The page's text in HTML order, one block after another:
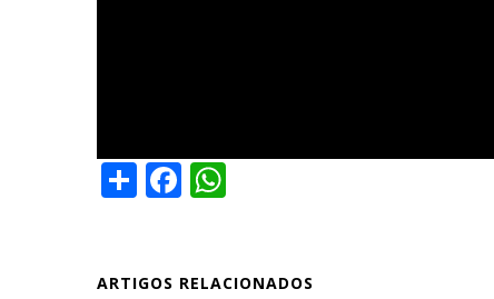
ShareFacebook
ARTIGOS RELACIONADOS